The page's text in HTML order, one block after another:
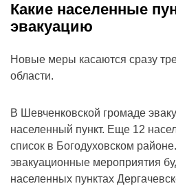
Какие населенные
эвакуацию
Новые меры касаются сразу
области.
В Шевченковской громаде
населенный пункт. Еще 12
список в Богодуховском
эвакуационные мероприятия
населенных пунктах